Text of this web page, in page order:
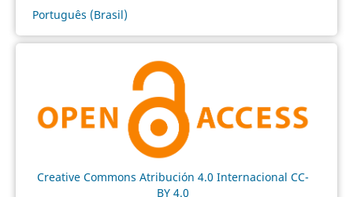
Português (Brasil)
Creative Commons Atribución 4.0 Internacional CC-
BY 4.0